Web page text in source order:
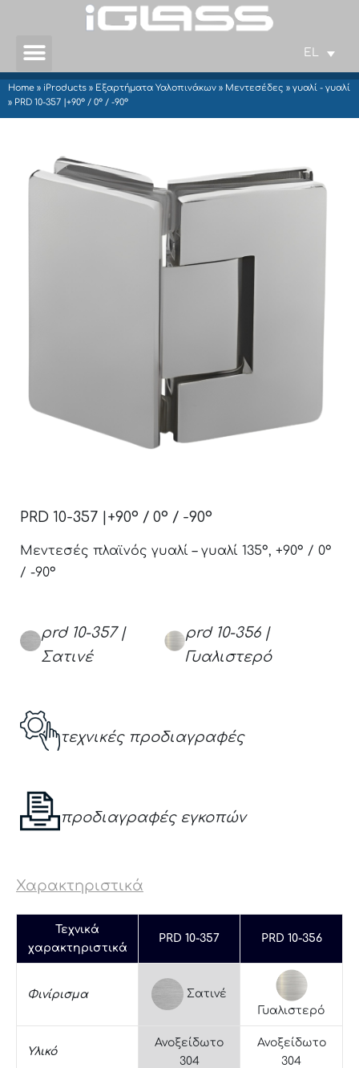
EL
Home » iProducts » Εξαρτήματα Υαλοπινάκων » Μεντεσέδες » γυαλί - γυαλί
» PRD 10-357 |+90° / 0° / -90°
PRD 10-357 |+90° / 0° / -90°
Μεντεσές πλαϊνός γυαλί – γυαλί 135°, +90° / 0°
/ -90°
prd 10-357 |
Σατινέ
prd 10-356 |
Γυαλιστερό
τεχνικές προδιαγραφές
προδιαγραφές εγκοπών
Χαρακτηριστικά
Τεχνικά
χαρακτηριστικά
PRD 10-357 PRD 10-356
Φινίρισμα
Σατινέ
Γυαλιστερό
Υλικό
Ανοξείδωτο
304
Ανοξείδωτο
304